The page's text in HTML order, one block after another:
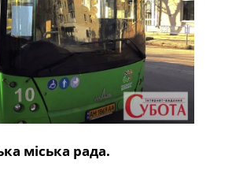
міська рада.